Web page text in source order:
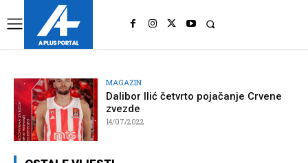
MAGAZIN
Dalibor Ilić četvrto pojačanje Crvene
zvezde
14/07/2022